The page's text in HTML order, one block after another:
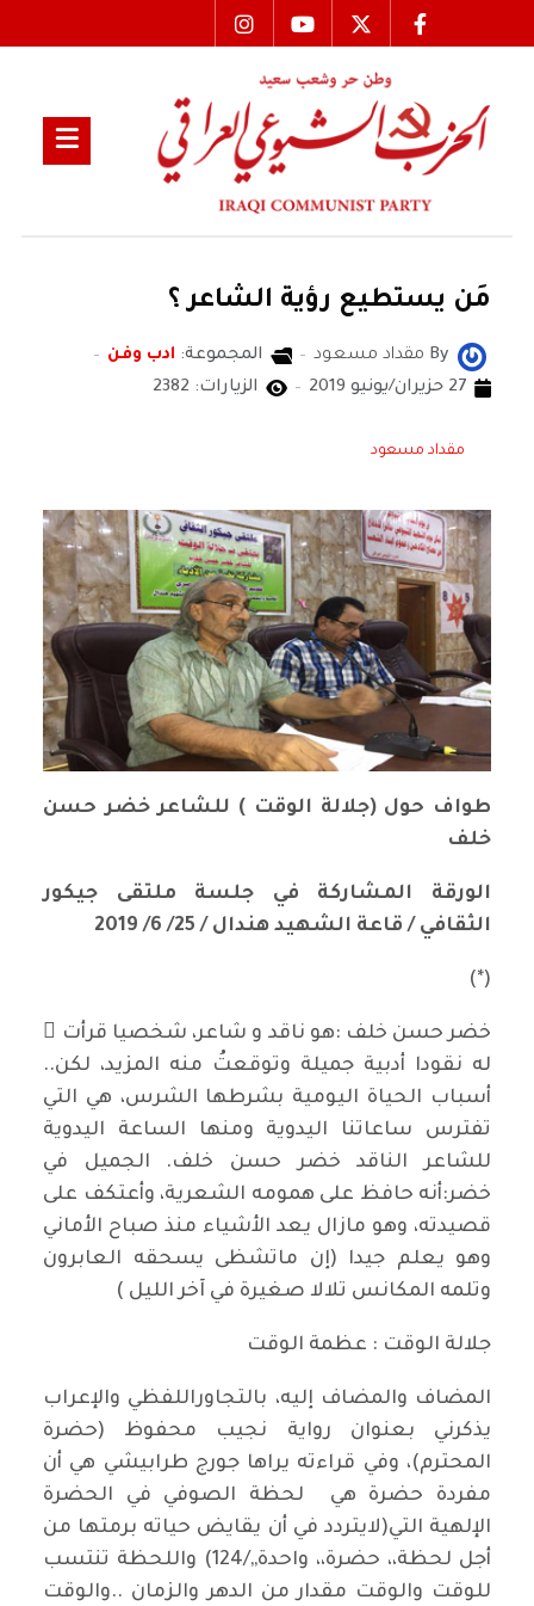
مَن يستطيع رؤية الشاعر ؟
By مقداد مسعود المجموعة: ادب وفن
27 حزيران/يونيو 2019
الزيارات: 2382
مقداد مسعود
طواف حول (جلالة الوقت ) للشاعر خضر حسن
خلف
الورقة المشاركة في جلسة ملتقى جيكور
الثقافي / قاعة الشهيد هندال / 25/ 6/ 2019
(*)
خضر حسن خلف :هو ناقد و شاعر، شخصيا قرأت ُ
له نقودا أدبية جميلة وتوقعتُ منه المزيد، لكن..
أسباب الحياة اليومية بشرطها الشرس، هي التي
تفترس ساعاتنا اليدوية ومنها الساعة اليدوية
للشاعر الناقد خضر حسن خلف. الجميل في
خضر:أنه حافظ على همومه الشعرية، وأعتكف على
قصيدته، وهو مازال يعد الأشياء منذ صباح الأماني
وهو يعلم جيدا (إن ماتشظى يسحقه العابرون
وتلمه المكانس تلالا صغيرة في آخر الليل )
جلالة الوقت : عظمة الوقت
المضاف والمضاف إليه، بالتجاوراللفظي والإعراب
يذكرني بعنوان رواية نجيب محفوظ (حضرة
المحترم)، وفي قراءته يراها جورج طرابيشي هي أن
مفردة حضرة هي لحظة الصوفي في الحضرة
الإلهية التي(لايتردد في أن يقايض حياته برمتها من
أجل لحظة،، حضرة،، واحدة,,/124) واللحظة تنتسب
للوقت والوقت مقدار من الدهر والزمان ..والوقت